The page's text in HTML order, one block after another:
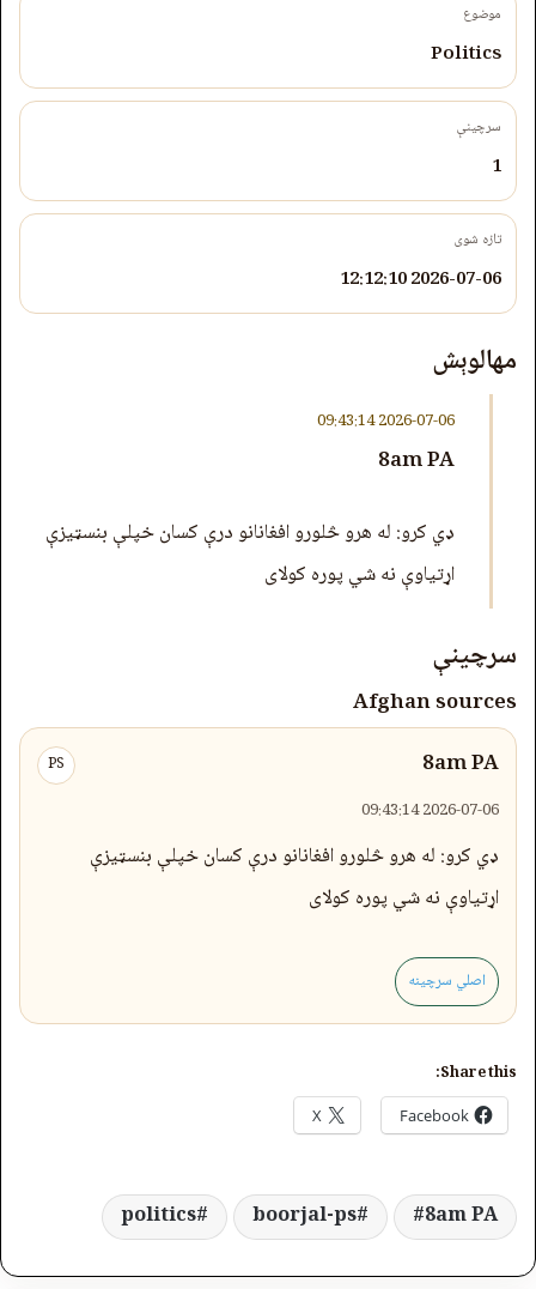
موضوع
Politics
سرچینې
1
تازه شوی
2026-07-06 12:12:10
مهالوېش
2026-07-06 09:43:14
8am PA
ډي کرو: له هرو څلورو افغانانو درې کسان خپلې بنسټيزې
اړتیاوې نه شي پوره کولای
سرچینې
Afghan sources
8am PA
PS
2026-07-06 09:43:14
ډي کرو: له هرو څلورو افغانانو درې کسان خپلې بنسټيزې
اړتیاوې نه شي پوره کولای
اصلي سرچینه
Share this:
Facebook
X
8am PA
boorjal-ps
politics